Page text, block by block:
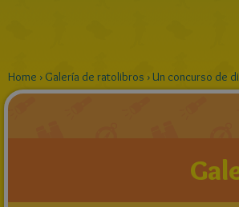
Home › Galería de ratolibros ›Un concurso de